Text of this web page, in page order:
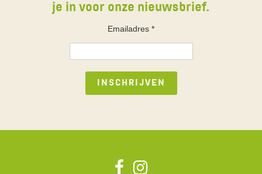
je in voor onze nieuwsbrief.
Emailadres *